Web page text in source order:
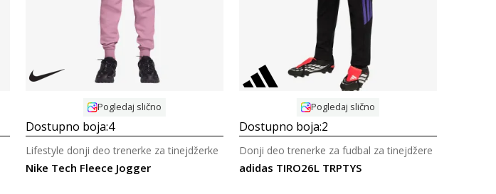
Pogledaj slično
Dostupno boja:4
Nike Tech Fleece Jogger
Lifestyle donji deo trenerke za tinejdžerke
Pogledaj slično
Dostupno boja:2
adidas TIRO26L TRPTYS
Donji deo trenerke za fudbal za tinejdžere